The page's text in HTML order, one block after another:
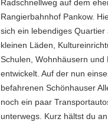
Radschnellweg auf dem
Rangierbahnhof Pankow.
sich ein lebendiges Quartier
kleinen Läden,
Schulen, Wohnhäusern und
entwickelt. Auf der nun
befahrenen Schönhauser
noch ein paar
unterwegs. Kurz hältst du